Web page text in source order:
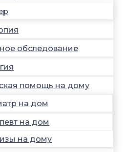
обследование
помощь на дому
на дом
на дом
на дому